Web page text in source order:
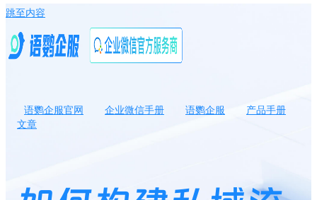
跳至内容
语鹦企服官网 企业微信手册 语鹦企服
产品手册
文章